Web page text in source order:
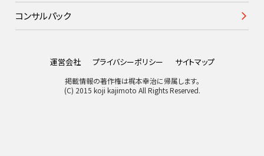
コンサルパック
運営会社 プライバシーポリシー サイトマップ
掲載情報の著作権は梶本幸治に帰属します。
(C) 2015 koji kajimoto All Rights Reserved.